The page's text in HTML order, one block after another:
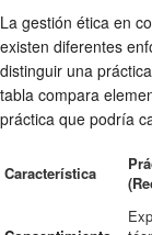
La gestión ética en
existen diferentes
distinguir una
tabla compara
práctica que podría
Característica